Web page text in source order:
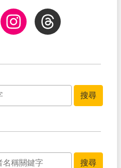
InstagramThreads
搜尋
搜尋